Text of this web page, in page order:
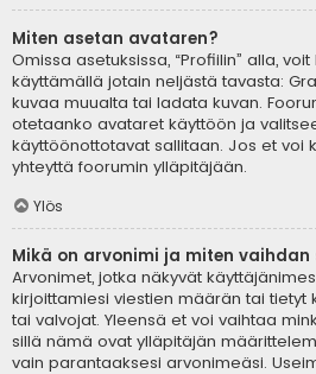
Miten asetan avataren?
Omissa asetuksissa, “Profiilin” alla,
käyttämällä jotain neljästä tavasta:
kuvaa muualta tai ladata kuvan.
otetaanko avataret käyttöön ja
käyttöönottotavat sallitaan. Jos et voi
yhteyttä foorumin ylläpitäjään.
Ylös
Mikä on arvonimi ja miten vaihdan
Arvonimet, jotka näkyvät
kirjoittamiesi viestien määrän tai tietyt
tai valvojat. Yleensä et voi vaihtaa
sillä nämä ovat ylläpitäjän
vain parantaaksesi arvonimeäsi.